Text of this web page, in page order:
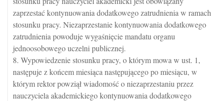
zaprzestać kontynuowania dodatkowego zatrudnienia w ramach
stosunku pracy. Niezaprzestanie kontynuowania dodatkowego
zatrudnienia powoduje wygaśnięcie mandatu organu
jednoosobowego uczelni publicznej.
8. Wypowiedzenie stosunku pracy, o którym mowa w ust. 1,
następuje z końcem miesiąca następującego po miesiącu, w
którym rektor powziął wiadomość o niezaprzestaniu przez
nauczyciela akademickiego kontynuowania dodatkowego